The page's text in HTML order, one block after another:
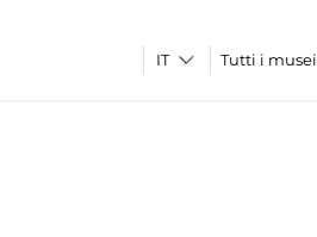
Tutti i musei